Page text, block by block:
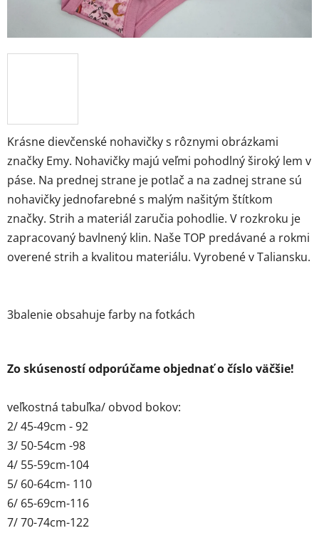
Krásne dievčenské nohavičky s rôznymi obrázkami
značky Emy. Nohavičky majú veľmi pohodlný široký lem v
páse. Na prednej strane je potlač a na zadnej strane sú
nohavičky jednofarebné s malým našitým štítkom
značky. Strih a materiál zaručia pohodlie. V rozkroku je
zapracovaný bavlnený klin. Naše TOP predávané a rokmi
overené strih a kvalitou materiálu. Vyrobené v Taliansku.
3balenie obsahuje farby na fotkách
Zo skúseností odporúčame objednať o číslo väčšie!
veľkostná tabuľka/ obvod bokov:
2/ 45-49cm - 92
3/ 50-54cm -98
4/ 55-59cm-104
5/ 60-64cm- 110
6/ 65-69cm-116
7/ 70-74cm-122